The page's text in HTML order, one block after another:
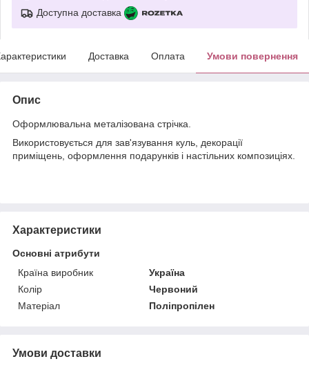
Доступна доставка
Доставка Оплата Умови повернення
Опис
Оформлювальна металізована стрічка.
Використовується для зав'язування куль, декорації
приміщень, оформлення подарунків і настільних композиціях.
Характеристики
Основні атрибути
Країна виробник
Україна
Колір
Червоний
Матеріал
Поліпропілен
Умови доставки